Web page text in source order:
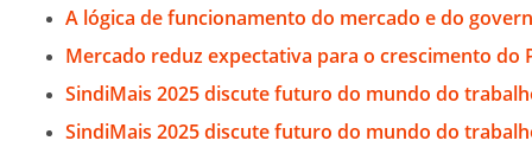
A lógica de funcionamento do mercado e do
Mercado reduz expectativa para o crescimento do
SindiMais 2025 discute futuro do mundo do
SindiMais 2025 discute futuro do mundo do